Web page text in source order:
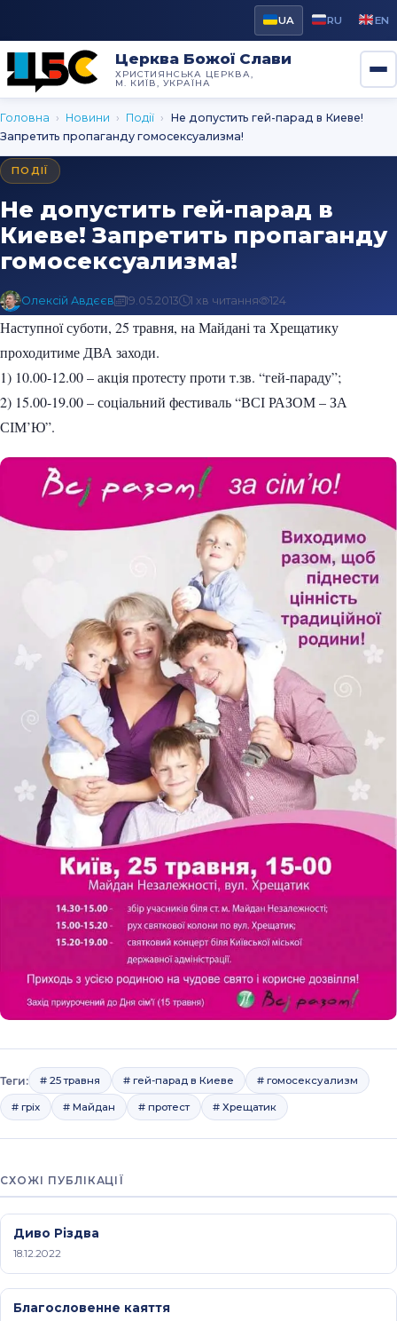
UA RU EN
Церква Божої Слави
ХРИСТИЯНСЬКА ЦЕРКВА,
М. КИЇВ, УКРАЇНА
Головна › Новини › Події › Не допустить гей-парад в Киеве!
Запретить пропаганду гомосексуализма!
ПОДІЇ
Не допустить гей-парад в
Киеве! Запретить пропаганду
гомосексуализма!
Олексій Авдєєв 19.05.2013 1 хв читання 124
Наступної суботи, 25 травня, на Майдані та Хрещатику
проходитиме ДВА заходи.
1) 10.00-12.00 – акція протесту проти т.зв. “гей-параду”;
2) 15.00-19.00 – соціальний фестиваль “ВСІ РАЗОМ – ЗА
СІМ’Ю”.
Теги: # 25 травня # гей-парад в Киеве # гомосексуализм
# гріх # Майдан # протест # Хрещатик
СХОЖІ ПУБЛІКАЦІЇ
Диво Різдва
18.12.2022
Благословенне каяття